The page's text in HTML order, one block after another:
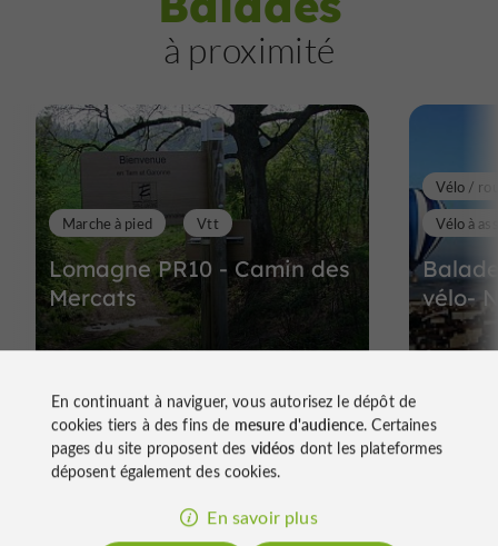
à proximité
Lomagne PR10 - Camin des
Mercats
Marche à pied Vtt
11,8 km - Saint-Clar
vélo-
Vélo /
Vélo à
En continuant à naviguer, vous autorisez le dépôt de
cookies tiers à des fins de mesure d'audience. Certaines
pages du site proposent des vidéos dont les plateformes
déposent également des cookies.
En savoir plus